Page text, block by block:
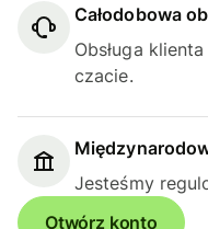
Całodobowa
Obsługa
czacie.
Jesteśmy
Otwórz konto